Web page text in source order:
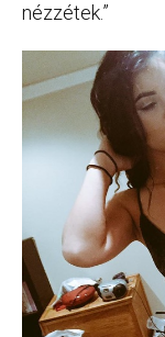
nézzétek.”